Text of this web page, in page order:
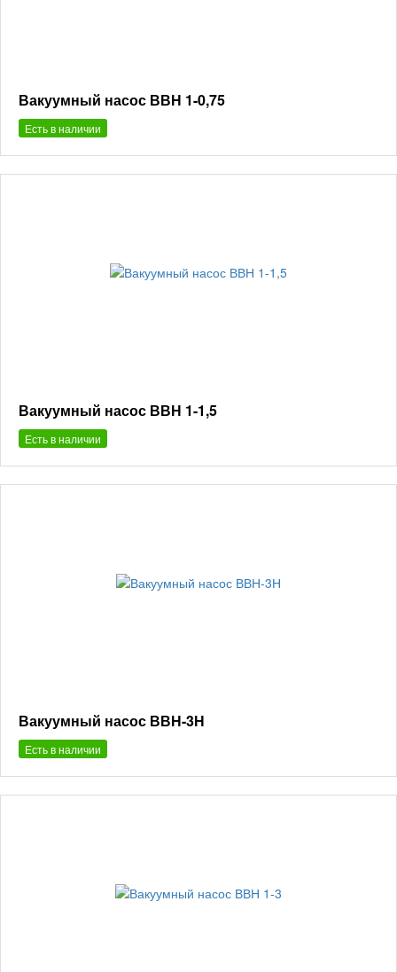
Вакуумный насос ВВН 1-0,75
Есть в наличии
Вакуумный насос ВВН 1-1,5
Есть в наличии
Вакуумный насос ВВН-3Н
Есть в наличии